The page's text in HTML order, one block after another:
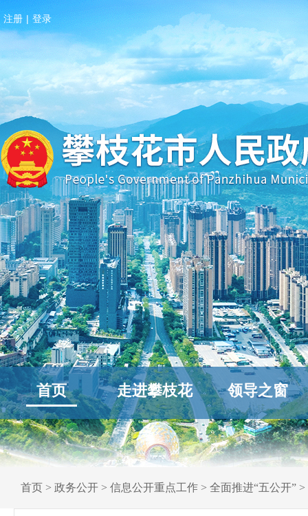
注册 | 登录
首页 走进攀枝花 领导之窗
首页 > 政务公开 > 信息公开重点工作 > 全面推进“五公开” >